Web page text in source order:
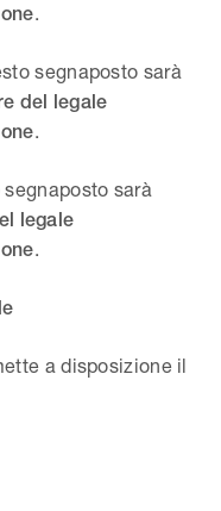
.
segnaposto sarà
del legale
.
sarà
legale
.
a disposizione il